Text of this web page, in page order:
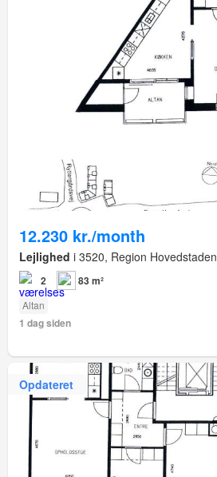
12.230 kr./month
Lejlighed i 3520, Region Hovedstaden
2 83 m²
Altan
1 dag siden
Opdateret